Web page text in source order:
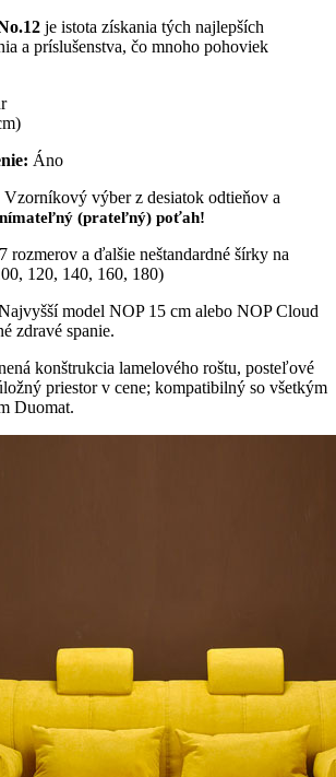
je istota získania tých najlepších
a príslušenstva, čo mnoho pohoviek
Áno
Vzorníkový výber z desiatok odtieňov a
(prateľný) poťah!
7 rozmerov a ďalšie neštandardné šírky na
120, 140, 160, 180)
model NOP 15 cm alebo NOP Cloud
zdravé spanie.
konštrukcia lamelového roštu, posteľové
priestor v cene; kompatibilný so všetkým
Duomat.